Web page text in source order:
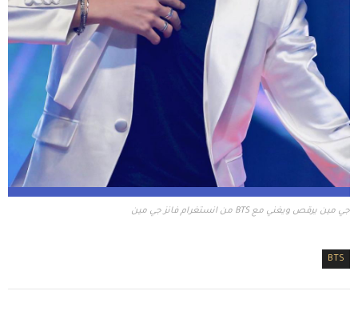
جي مين يرقص ويغني مع BTS من انستغرام فانز جي مين
BTS